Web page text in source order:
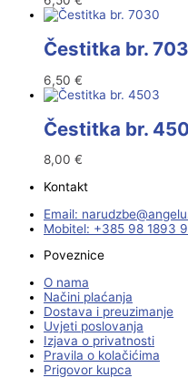
Čestitka br.
6,50 €
Čestitka br.
8,00 €
Kontakt
Email: @ebzduran
Mobitel: +385 98 1893
Poveznice
O nama
Načini plaćanja
Dostava i preuzimanje
Uvjeti poslovanja
Izjava o privatnosti
Pravila o kolačićima
Prigovor kupca